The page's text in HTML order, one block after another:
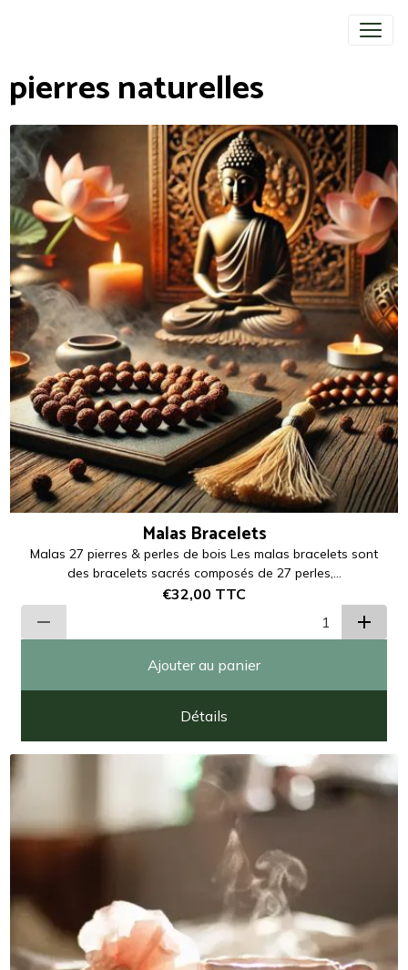
pierres naturelles
Malas Bracelets
Malas 27 pierres & perles de bois Les malas bracelets sont
des bracelets sacrés composés de 27 perles,...
€32,00 TTC
Ajouter au panier
Détails